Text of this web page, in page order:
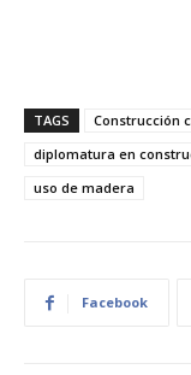
TAGS
Construcción
diplomatura en
uso de madera
Facebook